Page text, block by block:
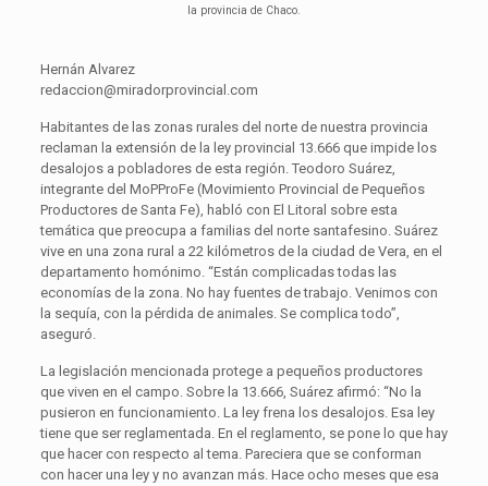
la provincia de Chaco.
Hernán Alvarez
redaccion@miradorprovincial.com
Habitantes de las zonas rurales del norte de nuestra provincia
reclaman la extensión de la ley provincial 13.666 que impide los
desalojos a pobladores de esta región. Teodoro Suárez,
integrante del MoPProFe (Movimiento Provincial de Pequeños
Productores de Santa Fe), habló con El Litoral sobre esta
temática que preocupa a familias del norte santafesino. Suárez
vive en una zona rural a 22 kilómetros de la ciudad de Vera, en el
departamento homónimo. “Están complicadas todas las
economías de la zona. No hay fuentes de trabajo. Venimos con
la sequía, con la pérdida de animales. Se complica todo”,
aseguró.
La legislación mencionada protege a pequeños productores
que viven en el campo. Sobre la 13.666, Suárez afirmó: “No la
pusieron en funcionamiento. La ley frena los desalojos. Esa ley
tiene que ser reglamentada. En el reglamento, se pone lo que hay
que hacer con respecto al tema. Pareciera que se conforman
con hacer una ley y no avanzan más. Hace ocho meses que esa